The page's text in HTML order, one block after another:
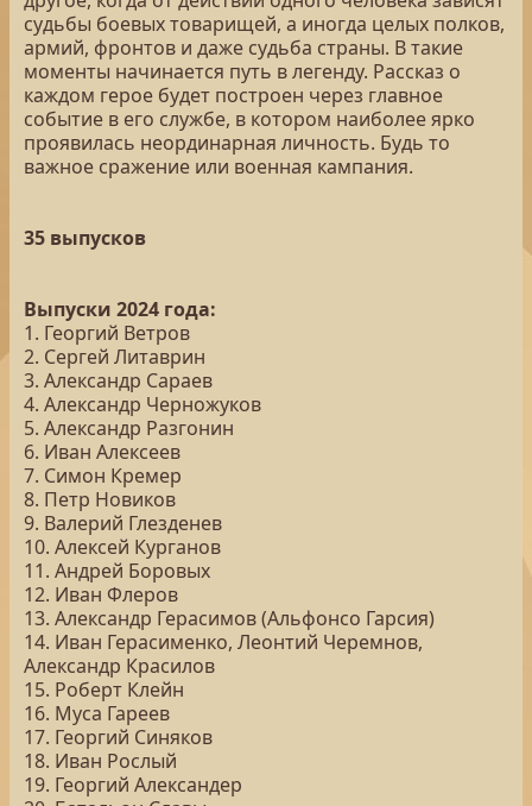
судьбы боевых товарищей, а иногда целых полков,
армий, фронтов и даже судьба страны. В такие
моменты начинается путь в легенду. Рассказ о
каждом герое будет построен через главное
событие в его службе, в котором наиболее ярко
проявилась неординарная личность. Будь то
важное сражение или военная кампания.
35 выпусков
Выпуски 2024 года:
1. Георгий Ветров
2. Сергей Литаврин
3. Александр Сараев
4. Александр Черножуков
5. Александр Разгонин
6. Иван Алексеев
7. Симон Кремер
8. Петр Новиков
9. Валерий Глезденев
10. Алексей Курганов
11. Андрей Боровых
12. Иван Флеров
13. Александр Герасимов (Альфонсо Гарсия)
14. Иван Герасименко, Леонтий Черемнов,
Александр Красилов
15. Роберт Клейн
16. Муса Гареев
17. Георгий Синяков
18. Иван Рослый
19. Георгий Александер